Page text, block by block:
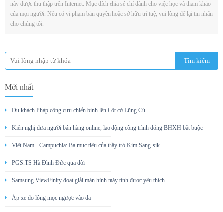
này được thu thập trên Internet. Mục đích chia sẻ chỉ dành cho việc học và tham khảo
của mọi người. Nếu có vi phạm bản quyền hoặc sở hữu trí tuệ, vui lòng để lại tin nhắn
cho chúng tôi.
Mới nhất
Du khách Pháp cõng cựu chiến binh lên Cột cờ Lũng Cú
Kiến nghị đưa người bán hàng online, lao động công trình đóng BHXH bắt buộc
Việt Nam - Campuchia: Ba mục tiêu của thầy trò Kim Sang-sik
PGS.TS Hà Đình Đức qua đời
Samsung ViewFinity đoạt giải màn hình máy tính được yêu thích
Áp xe do lông mọc ngược vào da